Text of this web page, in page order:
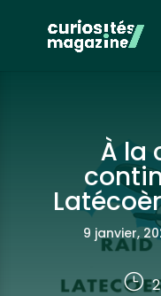
À la
9 janvier,
} 2